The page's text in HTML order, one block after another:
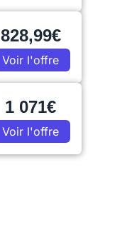
828,99€
Voir l'offre
1 071€
Voir l'offre